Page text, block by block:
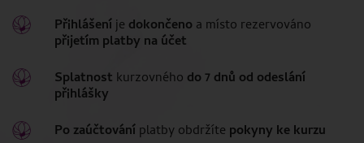
Přihlášeníje dokončeno a místo rezervováno
přijetím platby na účet
Splatnost kurzovného do 7 dnů od odeslání
přihlášky
Po zaúčtováníplatby obdržíte pokyny ke kurzu